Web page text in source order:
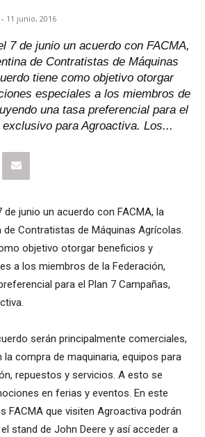
- 11 junio, 2016
7 de junio un acuerdo con FACMA,
de Contratistas de Máquinas
tiene como objetivo otorgar
especiales a los miembros de
una tasa preferencial para el
para Agroactiva. Los...
junio un acuerdo con FACMA, la
de Contratistas de Máquinas Agrícolas.
objetivo otorgar beneficios y
a los miembros de la Federación,
para el Plan 7 Campañas,
serán principalmente comerciales,
compra de maquinaria, equipos para
repuestos y servicios. A esto se
en ferias y eventos. En este
FACMA que visiten Agroactiva podrán
stand de John Deere y así acceder a